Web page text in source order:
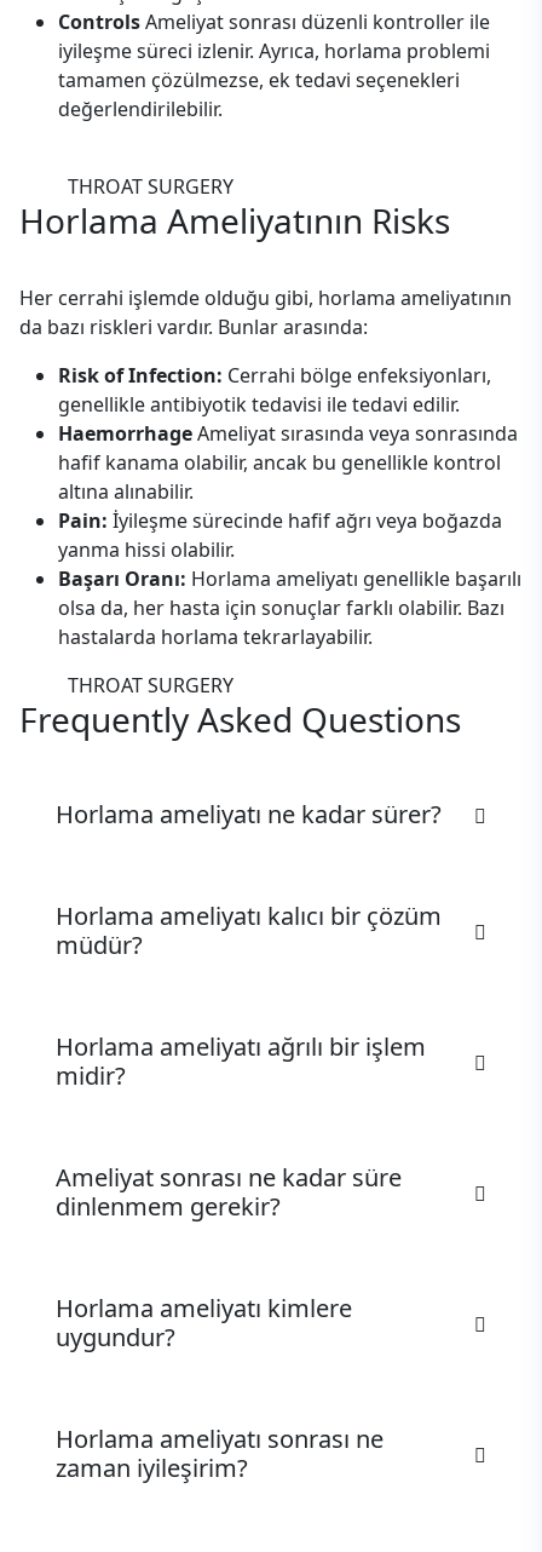
ControlsAmeliyat sonrası düzenli kontroller ile
iyileşme süreci izlenir. Ayrıca, horlama problemi
tamamen çözülmezse, ek tedavi seçenekleri
değerlendirilebilir.
THROAT SURGERY
Horlama Ameliyatının Risks
Her cerrahi işlemde olduğu gibi, horlama ameliyatının
da bazı riskleri vardır. Bunlar arasında:
Risk of Infection: Cerrahi bölge enfeksiyonları,
genellikle antibiyotik tedavisi ile tedavi edilir.
HaemorrhageAmeliyat sırasında veya sonrasında
hafif kanama olabilir, ancak bu genellikle kontrol
altına alınabilir.
Pain: İyileşme sürecinde hafif ağrı veya boğazda
yanma hissi olabilir.
Başarı Oranı: Horlama ameliyatı genellikle başarılı
olsa da, her hasta için sonuçlar farklı olabilir. Bazı
hastalarda horlama tekrarlayabilir.
THROAT SURGERY
Frequently Asked Questions
Horlama ameliyatı ne kadar sürer?
Horlama ameliyatı kalıcı bir çözüm
müdür?
Horlama ameliyatı ağrılı bir işlem
midir?
Ameliyat sonrası ne kadar süre
dinlenmem gerekir?
Horlama ameliyatı kimlere
uygundur?
Horlama ameliyatı sonrası ne
zaman iyileşirim?